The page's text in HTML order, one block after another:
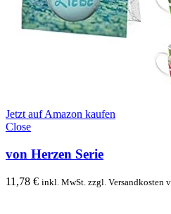
Jetzt auf Amazon kaufen
Close
von Herzen Serie
11,78 € inkl. MwSt. zzgl. Versandkosten